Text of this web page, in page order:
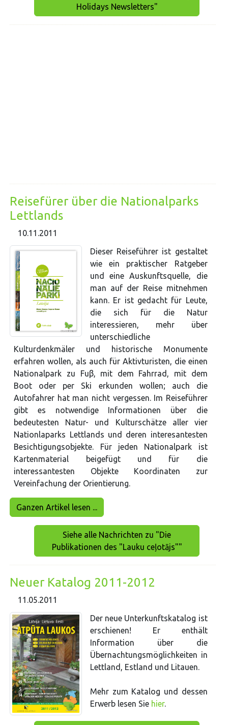
Holidays Newsletters"
Reisefürer über die Nationalparks
Lettlands
10.11.2011
Dieser Reiseführer ist gestaltet
wie ein praktischer Ratgeber
und eine Auskunftsquelle, die
man auf der Reise mitnehmen
kann. Er ist gedacht für Leute,
die sich für die Natur
interessieren, mehr über
unterschiedliche
Kulturdenkmäler und historische Monumente
erfahren wollen, als auch für Aktivturisten, die einen
Nationalpark zu Fuβ, mit dem Fahrrad, mit dem
Boot oder per Ski erkunden wollen; auch die
Autofahrer hat man nicht vergessen. Im Reiseführer
gibt es notwendige Informationen über die
bedeutesten Natur- und Kulturschätze aller vier
Nationlaparks Lettlands und deren interesantesten
Besichtigungsobjekte. Für jeden Nationalpark ist
Kartenmaterial beigefügt und für die
interessantesten Objekte Koordinaten zur
Vereinfachung der Orientierung.
Ganzen Artikel lesen ...
Siehe alle Nachrichten zu "Die
Publikationen des "Lauku ceļotājs""
Neuer Katalog 2011-2012
11.05.2011
Der neue Unterkunftskatalog ist
erschienen! Er enthält
Information über die
Übernachtungsmöglichkeiten in
Lettland, Estland und Litauen.
Mehr zum Katalog und dessen
Erwerb lesen Sie hier.